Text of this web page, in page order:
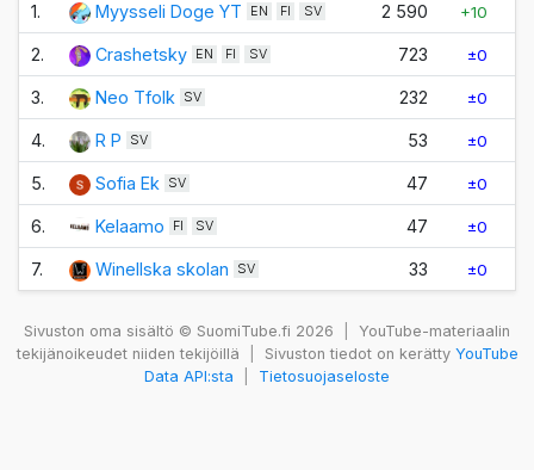
1. Myysseli Doge YT EN FI SV 2 590 +10
2. Crashetsky EN FI SV 723 ±0
3. Neo Tfolk SV 232 ±0
4. R P SV 53 ±0
5. Sofia Ek SV 47 ±0
6. Kelaamo FI SV 47 ±0
7. Winellska skolan SV 33 ±0
Sivuston oma sisältö © SuomiTube.fi 2026
YouTube-materiaalin
tekijänoikeudet niiden tekijöillä
Sivuston tiedot on kerätty YouTube
Data API:sta
Tietosuojaseloste